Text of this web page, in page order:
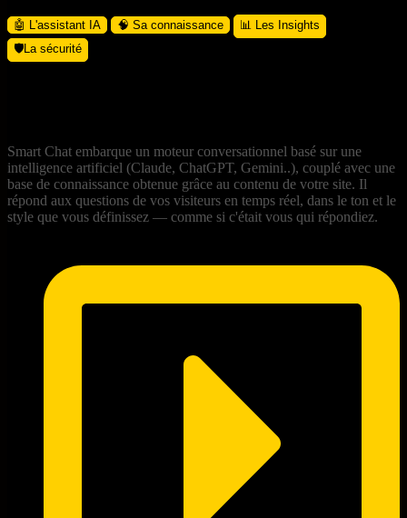
🤖 L'assistant IA 🧠 Sa connaissance
📊 Les Insights
🛡️La sécurité
Smart Chat embarque un moteur conversationnel basé sur une
intelligence artificiel (Claude, ChatGPT, Gemini..), couplé avec une
base de connaissance obtenue grâce au contenu de votre site. Il
répond aux questions de vos visiteurs en temps réel, dans le ton et le
style que vous définissez — comme si c'était vous qui répondiez.